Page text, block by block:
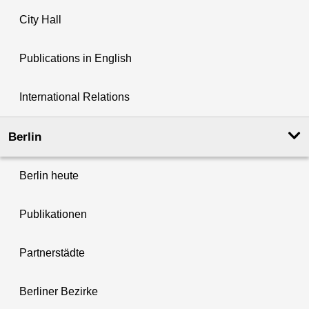
City Hall
Publications in English
International Relations
Berlin
Berlin heute
Publikationen
Partnerstädte
Berliner Bezirke